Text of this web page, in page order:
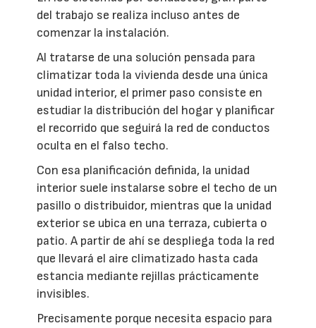
del trabajo se realiza incluso antes de
comenzar la instalación.
Al tratarse de una solución pensada para
climatizar toda la vivienda desde una única
unidad interior, el primer paso consiste en
estudiar la distribución del hogar y planificar
el recorrido que seguirá la red de conductos
oculta en el falso techo.
Con esa planificación definida, la unidad
interior suele instalarse sobre el techo de un
pasillo o distribuidor, mientras que la unidad
exterior se ubica en una terraza, cubierta o
patio. A partir de ahí se despliega toda la red
que llevará el aire climatizado hasta cada
estancia mediante rejillas prácticamente
invisibles.
Precisamente porque necesita espacio para